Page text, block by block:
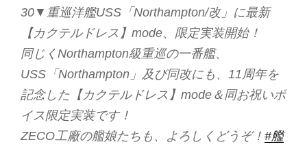
30▼重巡洋艦USS「Northampton/改」に最新
【カクテルドレス】mode、限定実装開始！
同じくNorthampton級重巡の一番艦、
USS「Northampton」及び同改にも、11周年を
記念した【カクテルドレス】mode＆同お祝いボ
イス限定実装です！
ZECO工廠の艦娘たちも、よろしくどうぞ！ #艦